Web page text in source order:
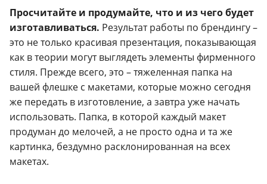
Просчитайте и продумайте, что и из чего будет
изготавливаться. Результат работы по брендингу –
это не только красивая презентация, показывающая
как в теории могут выглядеть элементы фирменного
стиля. Прежде всего, это – тяжеленная папка на
вашей флешке с макетами, которые можно сегодня
же передать в изготовление, а завтра уже начать
использовать. Папка, в которой каждый макет
продуман до мелочей, а не просто одна и та же
картинка, бездумно расклонированная на всех
макетах.